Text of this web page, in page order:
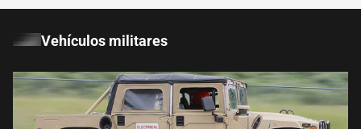
Vehículos militares